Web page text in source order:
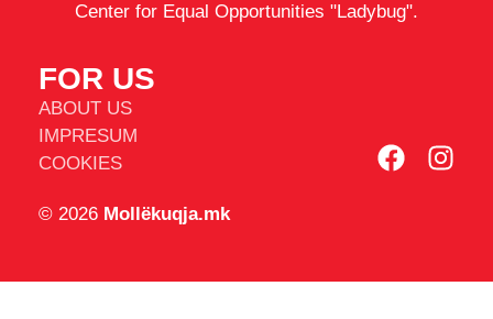
Center for Equal Opportunities "Ladybug".
FOR US
ABOUT US
IMPRESUM
COOKIES
© 2026 Mollëkuqja.mk